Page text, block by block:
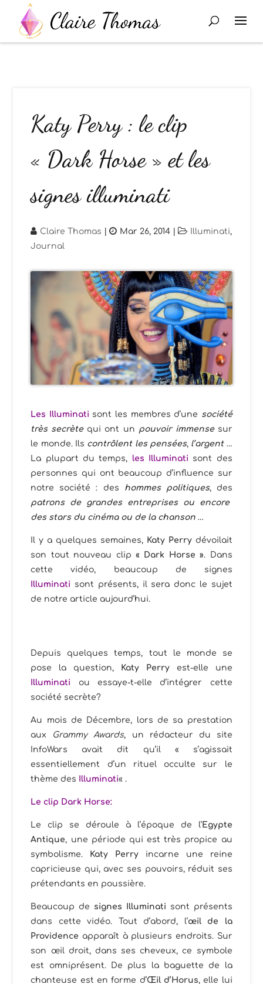
Katy Perry : le clip
« Dark Horse » et les
signes illuminati
Claire Thomas | Mar 26, 2014 | Illuminati,
Journal
Les Illuminati sont les membres d’une société
très secrètequi ont un pouvoir immensesur
le monde. Ils contrôlent les pensées, l’argent…
La plupart du temps, les Illuminati sont des
personnes qui ont beaucoup d’influence sur
notre société : des hommes politiques, des
patrons de grandes entreprises ou encore
des stars du cinéma ou de la chanson …
Il y a quelques semaines, Katy Perrydévoilait
son tout nouveau clip « Dark Horse ». Dans
cette vidéo, beaucoup de signes
Illuminati sont présents, il sera donc le sujet
de notre article aujourd’hui.
Depuis quelques temps, tout le monde se
pose la question,
Katy Perryest-elle une
Illuminati
ou essaye-t-elle d’intégrer cette
société secrète?
Au mois de Décembre, lors de sa prestation
aux
Grammy Awards, un rédacteur du site
InfoWars avait dit qu’il « s’agissait
essentiellement d’un rituel occulte sur le
thème des
Illuminati« .
Le clip Dark Horse:
Le clip se déroule à l’époque de l’Egypte
Antique, une période qui est très propice au
symbolisme.
Katy Perry incarne une reine
capricieuse qui, avec ses pouvoirs, réduit ses
prétendants en poussière.
Beaucoup designes Illuminati sont présents
dans cette vidéo. Tout d’abord, l’œil de la
Providence apparaît à plusieurs endroits. Sur
son œil droit, dans ses cheveux, ce symbole
est omniprésent. De plus la baguette de la
chanteuse est en forme d’Œil d’Horus, elle lui